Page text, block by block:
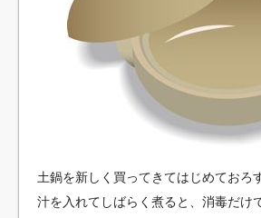
土鍋を新しく買ってきてはじめておろ
汁を入れてしばらく煮ると、消毒だけ